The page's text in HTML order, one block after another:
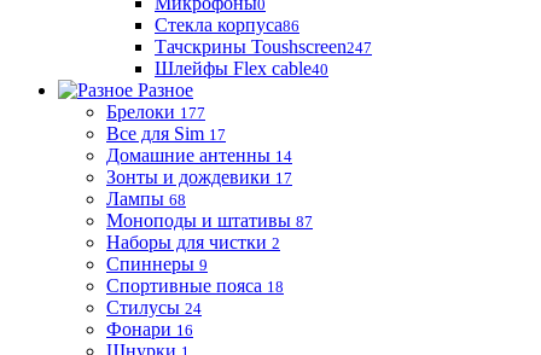
0
Стекла корпуса86
Тачскрины Toushscreen247
Шлейфы Flex cable40
Разное
Брелоки 177
Все для Sim 17
Домашние антенны 14
Зонты и дождевики 17
Лампы 68
Моноподы и штативы 87
Наборы для чистки 2
Спиннеры 9
Спортивные пояса 18
Стилусы 24
Фонари 16
Шнурки